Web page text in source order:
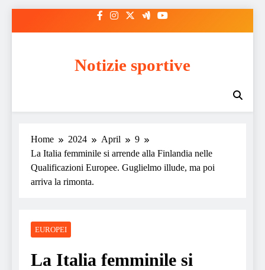
Notizie sportive
Home 2024 April
9
La Italia femminile si arrende alla Finlandia nelle
Qualificazioni Europee. Guglielmo illude, ma poi
arriva la rimonta.
EUROPEI
La Italia femminile si